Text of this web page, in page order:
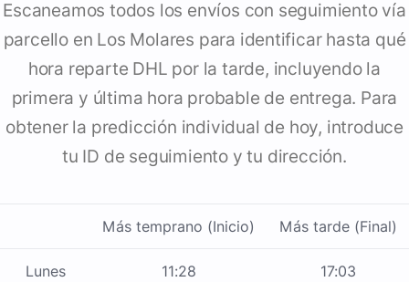
Escaneamos todos los envíos con seguimiento vía
parcello en Los Molares para identificar hasta qué
hora reparte DHL por la tarde, incluyendo la
primera y última hora probable de entrega. Para
obtener la predicción individual de hoy, introduce
tu ID de seguimiento y tu dirección.
Más temprano (Inicio) Más tarde (Final)
Lunes 11:28 17:03